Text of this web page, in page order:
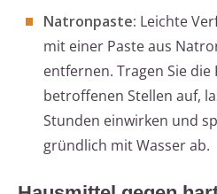
Natronpaste: Leichte
mit einer Paste aus
entfernen. Tragen Sie die
betroffenen Stellen auf,
Stunden einwirken und
gründlich mit Wasser ab.